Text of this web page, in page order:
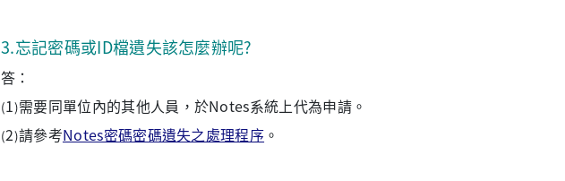
3.忘記密碼或ID檔遺失該怎麼辦呢?
答：
(1)需要同單位內的其他人員，於Notes系統上代為申請。
(2)請參考Notes密碼密碼遺失之處理程序 。